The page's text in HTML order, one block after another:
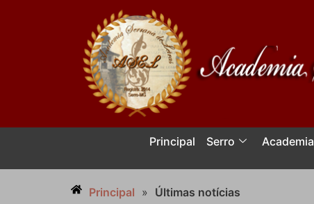
Principal Serro Academia
Principal » Últimas notícias